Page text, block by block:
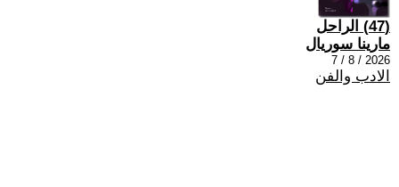
(47) الراحل
مارينا سوريال
2026 / 8 / 7
الادب والفن